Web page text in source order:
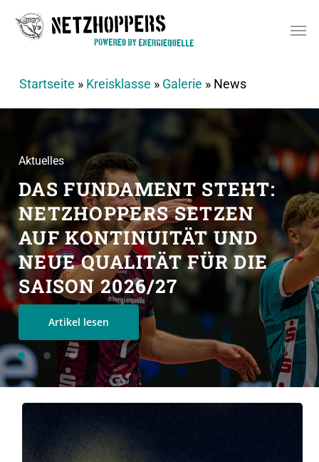
Startseite » Kreisklasse » Galerie » News
Aktuelles
DAS FUNDAMENT STEHT:
NETZHOPPERS SETZEN
AUF KONTINUITÄT UND
NEUE QUALITÄT FÜR DIE
SAISON 2026/27
Artikel lesen
Aktuelles
NETZHOPPERS BEGRÜSSEN
NEUEN CHEFTRAINER:
CONSTANT TCHOUASSI
ÜBERNIMMT ZUR
SAISON
2026/27
Aktuelles
LIAM SKETCHER VERLÄSST
DIE NETZHOPPERS